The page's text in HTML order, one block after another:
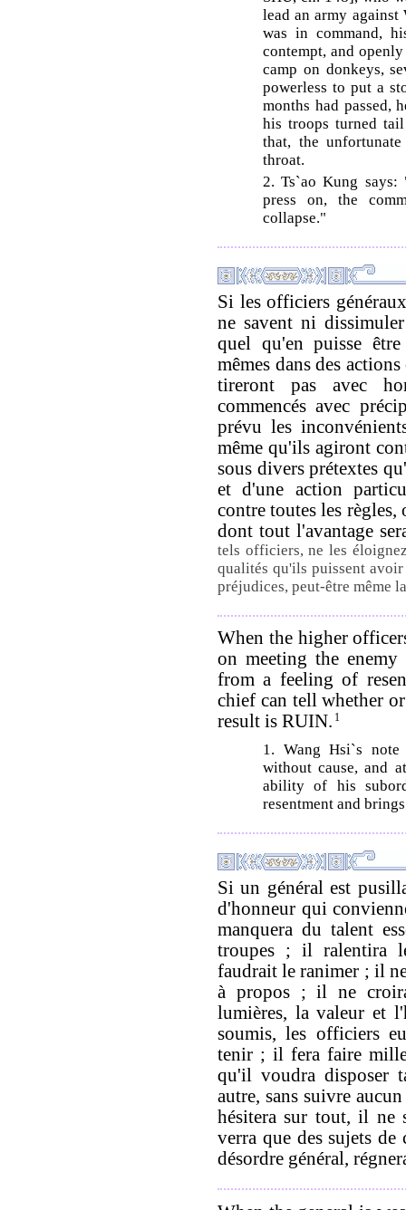
lead an army
was in command,
contempt, and
camp on donkeys,
powerless to put a
months had passed,
his troops turned
that, the
throat.
2. Ts`ao Kung
press on, the
collapse."
Si les officiers
ne savent ni
quel qu'en puisse
mêmes dans des
tireront pas avec
commencés avec
prévu les
même qu'ils agiront
sous divers prétextes
et d'une action
contre toutes les règles,
dont tout l'avantage
tels officiers, ne les
qualités qu'ils puissent
préjudices, peut-être même
When the higher
on meeting the
from a feeling of
chief can tell whether
result is RUIN. 1
1. Wang Hsi`s
without cause, and
ability of his
resentment and
Si un général est
d'honneur qui
manquera du talent
troupes ; il ralentira
faudrait le ranimer ; il
à propos ; il ne
lumières, la valeur et
soumis, les officiers
tenir ; il fera faire mille
qu'il voudra disposer
autre, sans suivre
hésitera sur tout, il ne
verra que des sujets
désordre général,